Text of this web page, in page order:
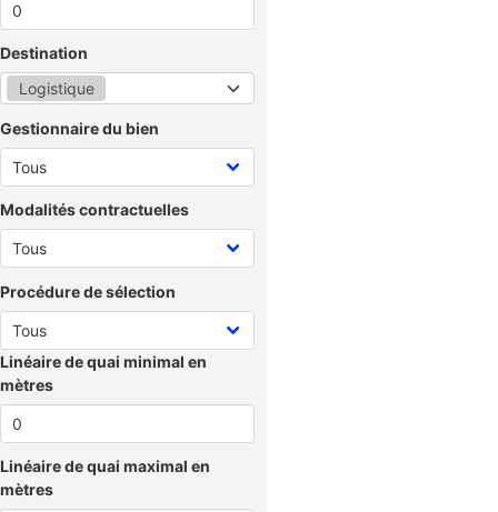
Destination
Logistique
Gestionnaire du bien
Modalités contractuelles
Procédure de sélection
Linéaire de quai minimal en
mètres
Linéaire de quai maximal en
mètres